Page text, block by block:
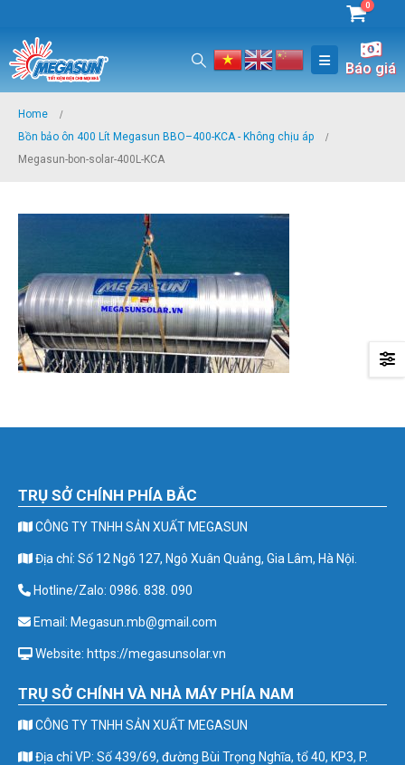
0
Báo giá
Home
Bồn bảo ôn 400 Lít Megasun BBO–400-KCA - Không chịu áp
Megasun-bon-solar-400L-KCA
TRỤ SỞ CHÍNH PHÍA BẮC
CÔNG TY TNHH SẢN XUẤT MEGASUN
Địa chỉ: Số 12 Ngõ 127, Ngô Xuân Quảng, Gia Lâm, Hà Nội.
Hotline/Zalo: 0986. 838. 090
Email: Megasun.mb@gmail.com
Website: https://megasunsolar.vn
TRỤ SỞ CHÍNH VÀ NHÀ MÁY PHÍA NAM
CÔNG TY TNHH SẢN XUẤT MEGASUN
Địa chỉ VP: Số 439/69, đường Bùi Trọng Nghĩa, tổ 40, KP3, P.